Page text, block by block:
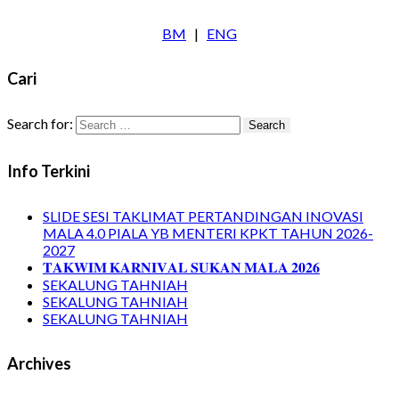
BM | ENG
Cari
Search for:
Info Terkini
SLIDE SESI TAKLIMAT PERTANDINGAN INOVASI
MALA 4.0 PIALA YB MENTERI KPKT TAHUN 2026-
2027
𝐓𝐀𝐊𝐖𝐈𝐌 𝐊𝐀𝐑𝐍𝐈𝐕𝐀𝐋 𝐒𝐔𝐊𝐀𝐍 𝐌𝐀𝐋𝐀 𝟐𝟎𝟐𝟔
SEKALUNG TAHNIAH
SEKALUNG TAHNIAH
SEKALUNG TAHNIAH
Archives